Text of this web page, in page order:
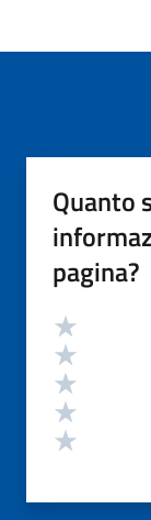
Quanto
pagina?
Valutazione